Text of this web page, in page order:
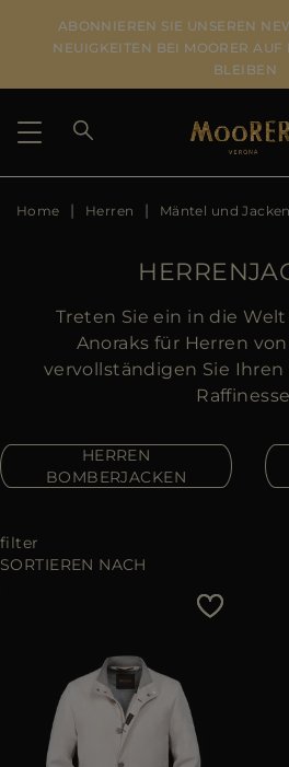
ABONNIEREN SIE UNSEREN
NEUIGKEITEN BEI MOORER
BLEIBEN
LIEFERLAND
US
JP
AU
ES
Home Herren Mäntel und Jacken
Treten Sie ein in die
Anoraks für Herren
vervollständigen Sie
HERREN
BOMBERJACKEN
filter
SORTIEREN NACH
Preis - niedrig zu hoch
Preis - hoch zu niedrig
Bestseller